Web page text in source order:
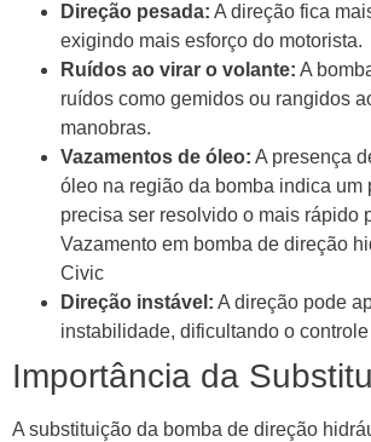
Direção pesada: A direção fica
exigindo mais esforço do motorista.
Ruídos ao virar o volante: A
ruídos como gemidos ou rangidos
manobras.
Vazamentos de óleo: A presença
óleo na região da bomba indica um
precisa ser resolvido o mais rápido
Vazamento em bomba de direção
Civic
Direção instável: A direção pode
instabilidade, dificultando o
Importância da
A substituição da bomba de direção